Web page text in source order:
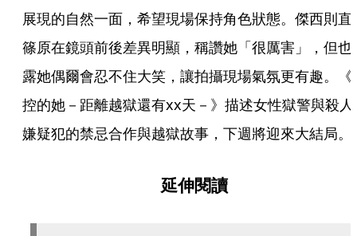
展現的自然一面，希望現場保持角色狀態。傑西則直
篠原在鏡頭前後差異明顯，稱讚她「很厲害」，但也
露她偶爾會忍不住大笑，讓拍攝現場氣氛更有趣。《
控的她－距離越獄還有xx天－》描述女性獄警與殺人
嫌疑犯的禁忌合作與越獄故事，下週將迎來大結局。
延伸閱讀